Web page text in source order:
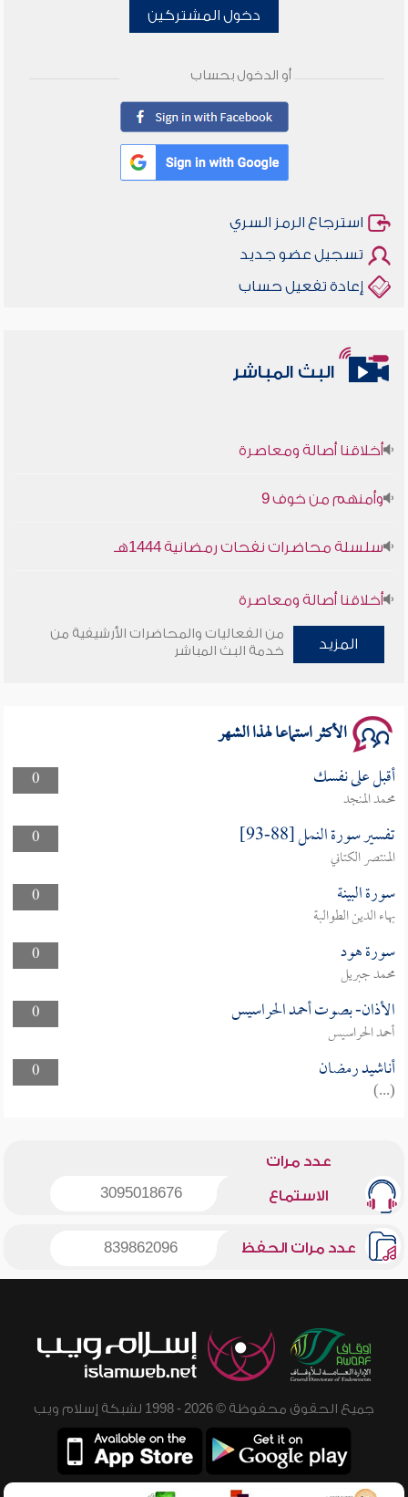
دخول المشتركين
أو الدخول بحساب
استرجاع الرمز السري
تسجيل عضو جديد
إعادة تفعيل حساب
البث المباشر
أخلاقنا أصالة ومعاصرة
وأمنهم من خوف 9
سلسلة محاضرات نفحات رمضانية 1444هـ
أخلاقنا أصالة ومعاصرة
وأمنهم من خوف 9
المزيد
من الفعاليات والمحاضرات الأرشيفية من
خدمة البث المباشر
الأكثر استماعا لهذا الشهر
0 أقبل على نفسك
محمد المنجد
0
تفسير سورة النمل [88-93]
المنتصر الكتاني
0
سورة البينة
بهاء الدين الطوالبة
0
سورة هود
محمد جبريل
0
الأذان- بصوت أحمد الحراسيس
أحمد الحراسيس
0
أناشيد رمضان
(...)
عدد مرات
الاستماع 3095018676
عدد مرات الحفظ 839862096
جميع الحقوق محفوظة © 2026 - 1998 لشبكة إسلام ويب